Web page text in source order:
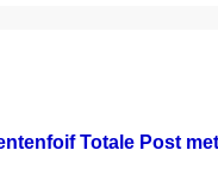
Totale Post